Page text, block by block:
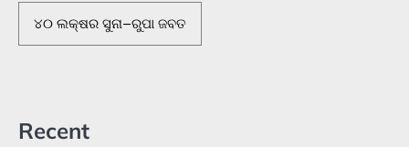
୪୦ ଲକ୍ଷର ସୁନା–ରୁପା ଜବତ
Recent